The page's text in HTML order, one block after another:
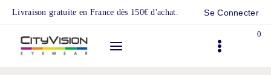
Skip
content
Livraison gratuite en France dès 150€ d'achat. Se Connecter
0